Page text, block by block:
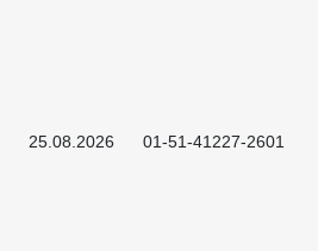
25.08.2026 01-51-41227-2601